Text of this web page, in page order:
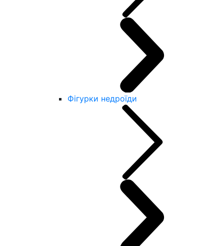
Фігурки недроїди